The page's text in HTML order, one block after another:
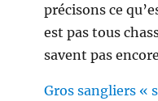
précisons ce
est pas tous
savent pas
Gros sangliers «